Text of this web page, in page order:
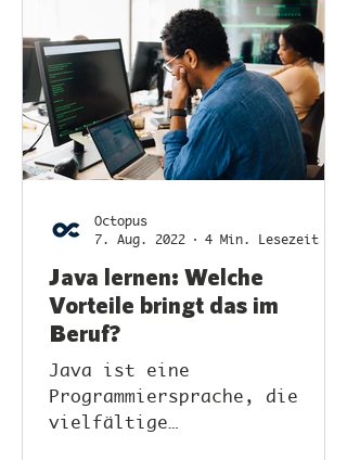
Java lernen: Welche
Vorteile bringt das im
Beruf?
Java ist eine
Programmiersprache, die
vielfältige
Octopus
7. Aug. 2022
4 Min. Lesezeit